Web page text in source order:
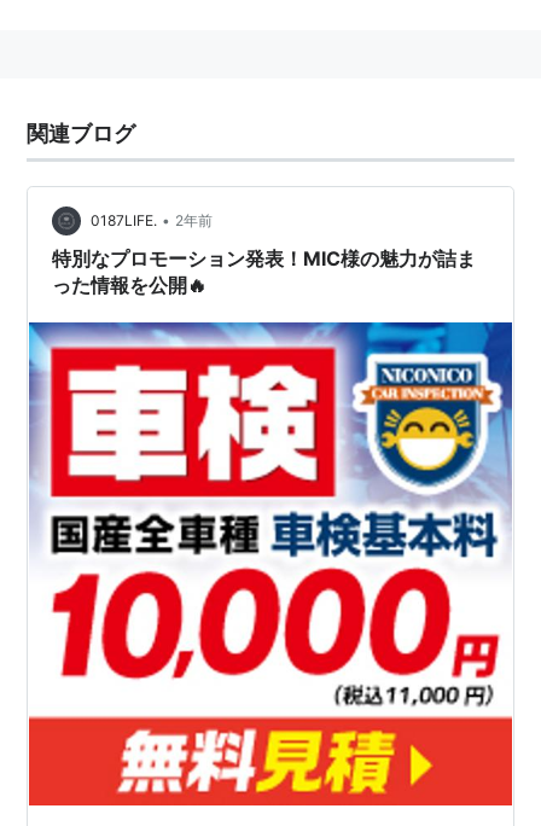
関連ブログ
0187LIFE. • 2年前
特別なプロモーション発表！MIC様の魅力が詰ま
った情報を公開🔥